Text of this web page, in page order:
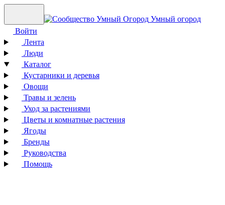
Умный огород
Войти
Лента
Люди
Каталог
Кустарники и деревья
Овощи
Травы и зелень
Уход за растениями
Цветы и комнатные растения
Ягоды
Бренды
Руководства
Помощь